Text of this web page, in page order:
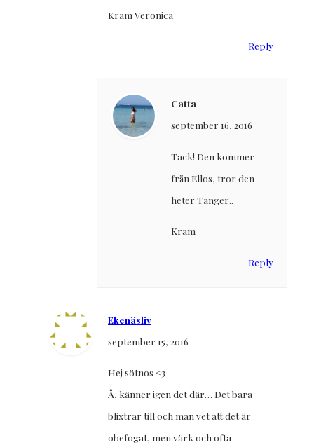
Kram Veronica
Reply
Catta
september 16, 2016
Tack! Den kommer
från Ellos, tror den
heter Tanger..
Kram
Reply
Ekenäsliv
september 15, 2016
Hej sötnos <3
Å, känner igen det där… Det bara
blixtrar till och man vet att det är
obefogat, men värk och ofta